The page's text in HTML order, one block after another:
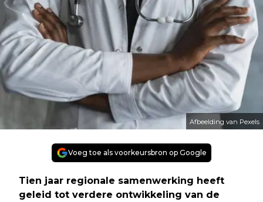
Afbeelding van Pexels
Voeg toe als voorkeursbron op Google
Tien jaar regionale samenwerking heeft
geleid tot verdere ontwikkeling van de